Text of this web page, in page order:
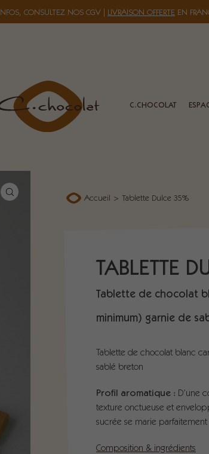
CONSULTEZ NOS CGV LIVRAISON OFFERTE EN
C.CHOCOLAT
Accueil > Tablette Dulce 35%
TABLETTE
Tablette de chocolat
minimum) garnie de
Tablette de chocolat blanc
sablé breton
Profil aromatique : D’une
texture onctueuse et
sucrée se marie
Composition & ingrédients